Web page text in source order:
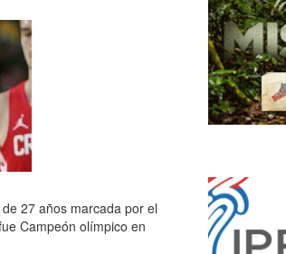
27 años marcada por el
Campeón olímpico en